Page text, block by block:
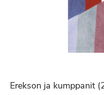
Erekson ja kumppanit